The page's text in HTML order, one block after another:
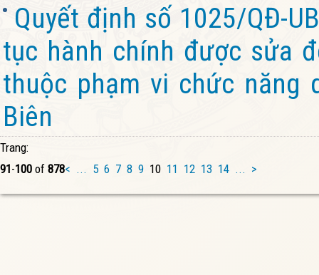
Quyết định số 1025/QĐ-
tục hành chính được sửa
thuộc phạm vi chức năng
Biên
Trang:
91-100 of 878< ... 5 6 7 8 9 10 11 12 13 14 ... >